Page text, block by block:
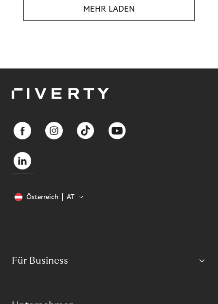
MEHR LADEN
Österreich AT
Für Business